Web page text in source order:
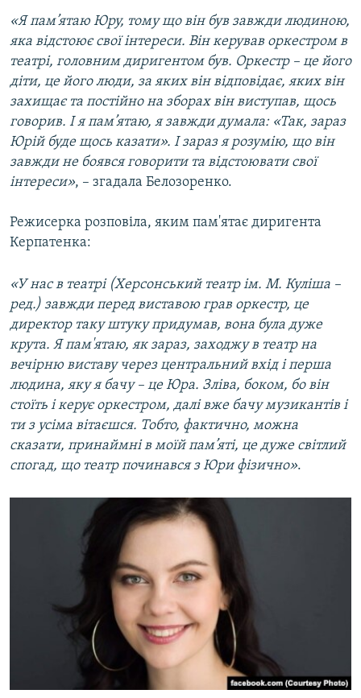
«Я пам’ятаю Юру, тому що він був завжди людиною,
яка відстоює свої інтереси. Він керував оркестром в
театрі, головним диригентом був. Оркестр – це його
діти, це його люди, за яких він відповідає, яких він
захищає та постійно на зборах він виступав, щось
говорив. І я пам’ятаю, я завжди думала: «Так, зараз
Юрій буде щось казати». І зараз я розумію, що він
завжди не боявся говорити та відстоювати свої
інтереси», – згадала Белозоренко.
Режисерка розповіла, яким пам'ятає диригента
Керпатенка:
«У нас в театрі (Херсонський театр ім. М. Куліша –
ред.) завжди перед виставою грав оркестр, це
директор таку штуку придумав, вона була дуже
крута. Я пам'ятаю, як зараз, заходжу в театр на
вечірню виставу через центральний вхід і перша
людина, яку я бачу – це Юра. Зліва, боком, бо він
стоїть і керує оркестром, далі вже бачу музикантів і
ти з усіма вітаєшся. Тобто, фактично, можна
сказати, принаймні в моїй пам’яті, це дуже світлий
спогад, що театр починався з Юри фізично».